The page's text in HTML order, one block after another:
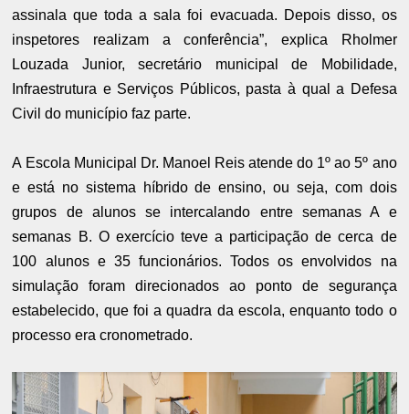
assinala que toda a sala foi evacuada. Depois disso, os
inspetores realizam a conferência”, explica Rholmer
Louzada Junior, secretário municipal de Mobilidade,
Infraestrutura e Serviços Públicos, pasta à qual a Defesa
Civil do município faz parte.
A Escola Municipal Dr. Manoel Reis atende do 1º ao 5º ano
e está no sistema híbrido de ensino, ou seja, com dois
grupos de alunos se intercalando entre semanas A e
semanas B. O exercício teve a participação de cerca de
100 alunos e 35 funcionários. Todos os envolvidos na
simulação foram direcionados ao ponto de segurança
estabelecido, que foi a quadra da escola, enquanto todo o
processo era cronometrado.